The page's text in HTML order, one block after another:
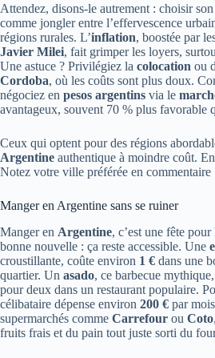
Attendez, disons-le autrement : choisir
comme jongler entre l’effervescence
régions rurales. L’inflation, boostée par
Javier Milei, fait grimper les loyers,
Une astuce ? Privilégiez la colocation ou
Cordoba, où les coûts sont plus doux.
négociez en pesos argentins via le
avantageux, souvent 70 % plus favorable
Ceux qui optent pour des régions
Argentine authentique à moindre coût.
Notez votre ville préférée en commentaire
Manger en Argentine sans se ruiner
Manger en Argentine, c’est une fête
bonne nouvelle : ça reste accessible. Une
croustillante, coûte environ 1 € dans une
quartier. Un asado, ce barbecue
pour deux dans un restaurant populaire.
célibataire dépense environ 200 € par
supermarchés comme Carrefour ou Coto
fruits frais et du pain tout juste sorti du